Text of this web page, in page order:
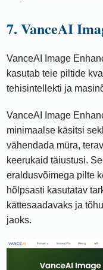
7. VanceAI
VanceAI Image
kasutab teie piltide
tehisintellekti ja
VanceAI Image
minimaalse käsitsi
vähendada müra,
keerukaid täiustusi.
eraldusvõimega pilte
hõlpsasti kasutatav
kättesaadavaks ja
jaoks.